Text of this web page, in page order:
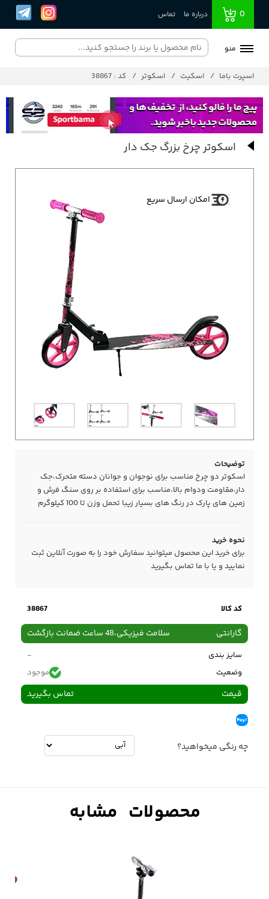
0 درباره ما تماس
منو
اسپرت باما اسکیت اسکوتر کد : 38867
اسکوتر چرخ بزرگ جک دار
امکان ارسال سریع
توضیحات
اسکوتر دو چرخ مناسب برای نوجوان و جوانان دسته متحرک،جک
دار،مقاومت ودوام بالا،مناسب برای استفاده بر روی سنگ فرش و
زمین های پارک در رنگ های بسیار زیبا تحمل وزن تا 100 کیلوگرم
نحوه خرید
برای خرید این محصول میتوانید سفارش خود را به صورت آنلاین ثبت
نمایید و یا با ما تماس بگیرید
کد کالا 38867
گارانتی سلامت فیزیکی،48 ساعت ضمانت بازگشت
سایز بندی
-
وضعیت
موجود
قیمت تماس بگیرید
چه رنگی میخواهید؟